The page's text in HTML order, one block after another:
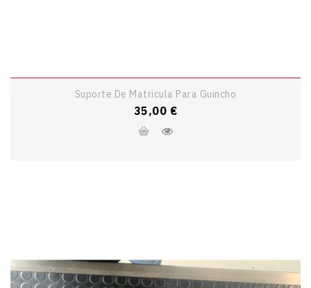
Suporte De Matricula Para Guincho
Preço
35,00 €